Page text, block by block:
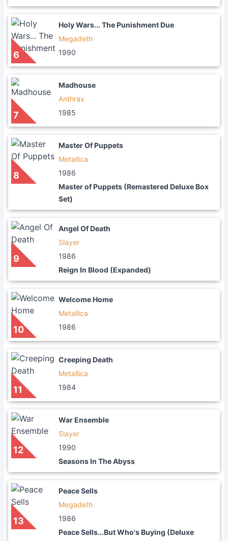
6
Holy Wars... The Punishment Due
Megadeth
1990
7
Madhouse
Anthrax
1985
8
Master Of Puppets
Metallica
1986
Master of Puppets (Remastered Deluxe Box
Set)
9
Angel Of Death
Slayer
1986
Reign In Blood (Expanded)
10
Welcome Home
Metallica
1986
11
Creeping Death
Metallica
1984
12
War Ensemble
Slayer
1990
Seasons In The Abyss
13
Peace Sells
Megadeth
1986
Peace Sells...But Who's Buying (Deluxe